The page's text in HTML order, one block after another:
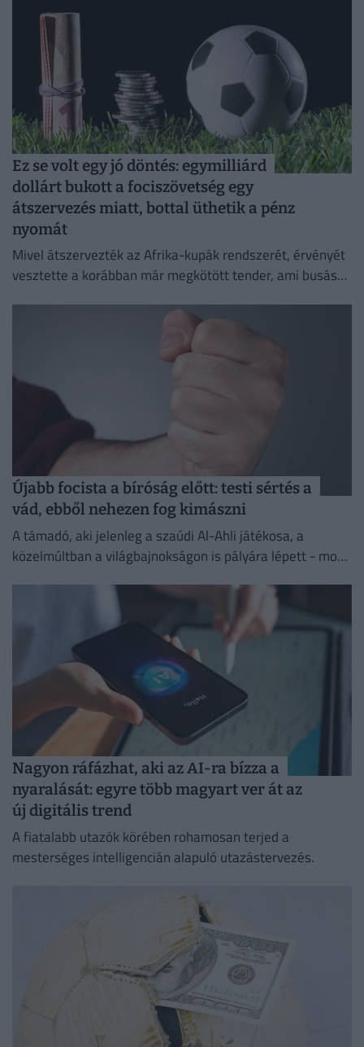
Ez se volt egy jó döntés: egymilliárd
dollárt bukott a fociszövetség egy
átszervezés miatt, bottal üthetik a pénz
nyomát
Mivel átszervezték az Afrika-kupák rendszerét, érvényét
vesztette a korábban már megkötött tender, ami busás
Újabb focista a bíróság előtt: testi sértés a
vád, ebből nehezen fog kimászni
A támadó, aki jelenleg a szaúdi Al-Ahli játékosa, a
közelmúltban a világbajnokságon is pályára lépett - most
Nagyon ráfázhat, aki az AI-ra bízza a
nyaralását: egyre több magyart ver át az
új digitális trend
A fiatalabb utazók körében rohamosan terjed a
mesterséges intelligencián alapuló utazástervezés.